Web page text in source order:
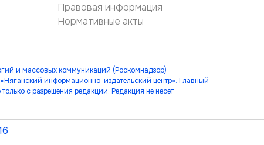
Правовая информация
Нормативные акты
и массовых коммуникаций (Роскомнадзор)
информационно-издательский центр». Главный
с разрешения редакции. Редакция не несет